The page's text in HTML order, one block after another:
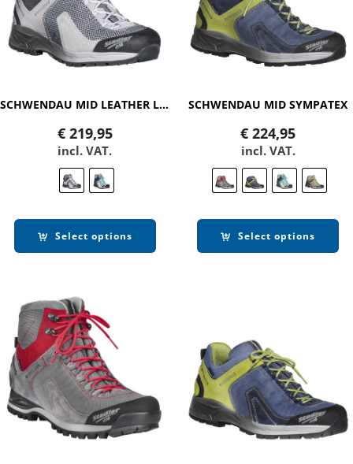
SCHWENDAU MID LEATHER LINING
€219,95
incl. VAT.
Select options
SCHWENDAU MID SYMPATEX
€ 224,95
incl. VAT.
Select options